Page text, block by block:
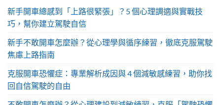
新手開車總感到「上路很緊張」？5 個心理調適與實戰技
巧，幫你建立駕駛自信
新手不敢開車怎麼辦？從心理學與循序練習，徹底克服駕駛
焦慮上路指南
克服開車恐懼症：專業解析成因與 4 個減敏感練習，助你找
回自信駕駛的自由